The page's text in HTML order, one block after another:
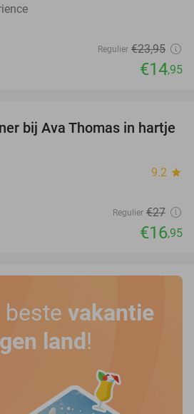
Regulier €23,95
€14,95
37%
bij Ava Thomas in hartje
9.2 star
Regulier €27
€16,95
beste vakantie
land!